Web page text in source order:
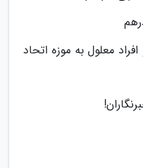
معلول به موزه اتحاد